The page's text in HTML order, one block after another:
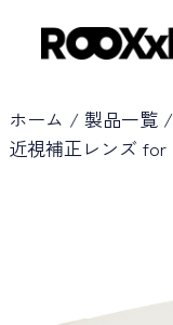
ス
キ
ホーム / 製品一覧 /
近視補正レンズ for